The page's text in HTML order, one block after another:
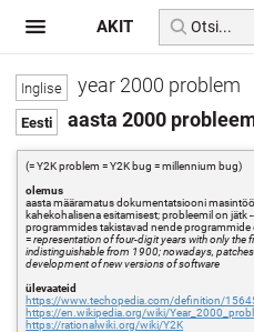
year 2000 problem
aasta 2000
(= Y2K problem = Y2K bug = millennium bug)
olemus
aasta määramatus dokumentatsiooni
kahekohalisena esitamisest; probleemil on
programmides takistavad nende programmide
=representation of four-digit years with only the
indistinguishable from 1900; nowadays,
development of new versions of software
ülevaateid
https://www.techopedia.com/definition/
https://en.wikipedia.org/wiki/
https://rationalwiki.org/wiki/Y2K
AKIT